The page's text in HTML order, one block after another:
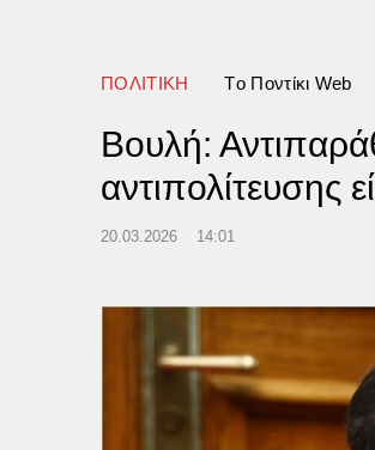
ΠΟΛΙΤΙΚΗ Tο Ποντίκι Web
Βουλή:
αντιπολίτευσης
20.03.2026 14:01